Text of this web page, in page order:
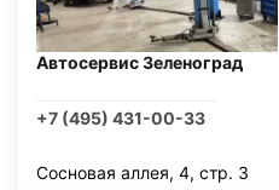
Автосервис Зеленоград
+7 (495) 431-00-33
Сосновая аллея, 4, стр. 3